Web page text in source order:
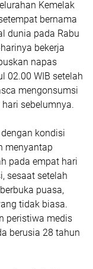
Kemelak
bernama
dunia pada Rabu
bekerja
napas
02.00 WIB setelah
mengonsumsi
sebelumnya.
kondisi
menyantap
pada empat hari
sesaat setelah
puasa,
tidak biasa.
peristiwa medis
berusia 28 tahun